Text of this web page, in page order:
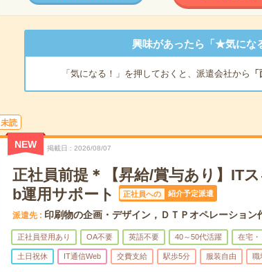
興味があったら「★気にな
「気になる！」を押しておくと、派遣会社から
未読
NEW 掲載日 2026/08/07
正社員前提＊【昇給/賞与あり】IT
b運用サポート
正社員への 紹介予定派遣
派遣先 印刷物の企画・デザイン，ＤＴＰオペレーション
正社員登用あり OA不要 英語不要 40～50代活躍 在宅・
土日祝休 IT通信Web 交費支給 駅歩5分 服装自由 職